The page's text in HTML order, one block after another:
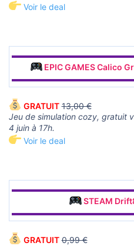
Voir le deal
EPIC GAMES Calico
GRATUIT 13,00 €
Jeu de simulation cozy, gratuit
4 juin à 17h.
Voir le deal
STEAM
GRATUIT 0,99 €